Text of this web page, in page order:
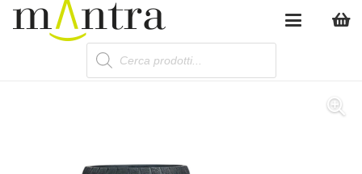
Products
search